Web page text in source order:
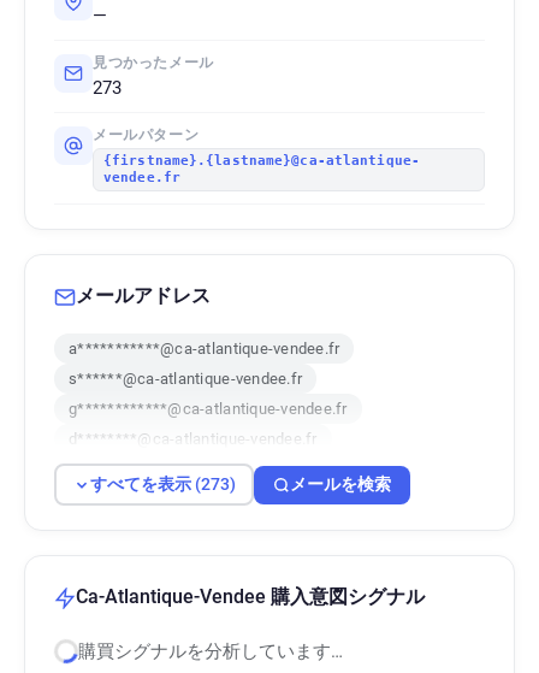
—
見つかったメール
273
メールパターン
{firstname}.{lastname}@ca-atlantique-
vendee.fr
メールアドレス
a***********@ca-atlantique-vendee.fr
s******@ca-atlantique-vendee.fr
g************@ca-atlantique-vendee.fr
d********@ca-atlantique-vendee.fr
x******@ca-atlantique-vendee.fr
o************@ca-atlantique-vendee.fr
a*********@ca-atlantique-vendee.fr
v**********@ca-atlantique-vendee.fr
すべてを表示 (273) メールを検索
Ca-Atlantique-Vendee 購入意図シグナル
購買シグナルを分析しています…